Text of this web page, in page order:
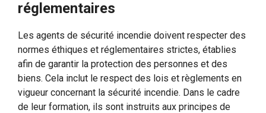
réglementaires
Les agents de sécurité incendie doivent respecter des
normes éthiques et réglementaires strictes, établies
afin de garantir la protection des personnes et des
biens. Cela inclut le respect des lois et règlements en
vigueur concernant la sécurité incendie. Dans le cadre
de leur formation, ils sont instruits aux principes de